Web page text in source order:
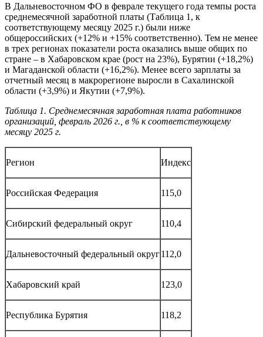
В Дальневосточном ФО в феврале текущего года темпы роста
среднемесячной заработной платы (Таблица 1, к
соответствующему месяцу 2025 г.) были ниже
общероссийских (+12% и +15% соответственно). Тем не менее
в трех регионах показатели роста оказались выше общих по
стране – в Хабаровском крае (рост на 23%), Бурятии (+18,2%)
и Магаданской области (+16,2%). Менее всего зарплаты за
отчетный месяц в макрорегионе выросли в Сахалинской
области (+3,9%) и Якутии (+7,9%).
Таблица 1. Среднемесячная заработная плата работников
организаций, февраль 2026 г., в % к соответствующему
месяцу 2025 г.
Регион Индекс
Российская Федерация 115,0
Сибирский федеральный округ 110,4
Дальневосточный федеральный округ112,0
Хабаровский край 123,0
Республика Бурятия 118,2